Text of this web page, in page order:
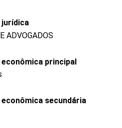
jurídica
ADVOGADOS
principal
secundária